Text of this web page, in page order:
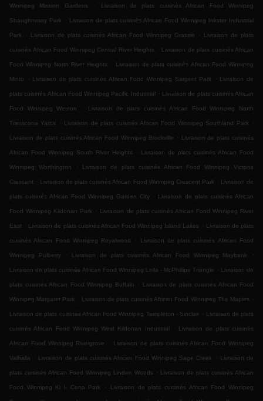
Winnipeg Mission Gardens . Livraison de plats cuisinés African Food Winnipeg
Shaughnessy Park . Livraison de plats cuisinés African Food Winnipeg Inkster Industrial
Park . Livraison de plats cuisinés African Food Winnipeg Grassie . Livraison de plats
cuisinés African Food Winnipeg Central River Heights . Livraison de plats cuisinés African
Food Winnipeg North River Heights . Livraison de plats cuisinés African Food Winnipeg
Minto . Livraison de plats cuisinés African Food Winnipeg Sargent Park . Livraison de
plats cuisinés African Food Winnipeg Pacific Industrial . Livraison de plats cuisinés African
Food Winnipeg Weston . Livraison de plats cuisinés African Food Winnipeg North
Transcona Yards . Livraison de plats cuisinés African Food Winnipeg Southland Park .
Livraison de plats cuisinés African Food Winnipeg Brockville . Livraison de plats cuisinés
African Food Winnipeg South River Heights . Livraison de plats cuisinés African Food
Winnipeg Worthington . Livraison de plats cuisinés African Food Winnipeg Victoria
Crescent . Livraison de plats cuisinés African Food Winnipeg Crescent Park . Livraison de
plats cuisinés African Food Winnipeg Garden City . Livraison de plats cuisinés African
Food Winnipeg Kildonan Park . Livraison de plats cuisinés African Food Winnipeg River
East . Livraison de plats cuisinés African Food Winnipeg Island Lakes . Livraison de plats
cuisinés African Food Winnipeg Royalwood . Livraison de plats cuisinés African Food
Winnipeg Pulberry . Livraison de plats cuisinés African Food Winnipeg Maybank .
Livraison de plats cuisinés African Food Winnipeg Leila - McPhillips Triangle . Livraison de
plats cuisinés African Food Winnipeg Buffalo . Livraison de plats cuisinés African Food
Winnipeg Margaret Park . Livraison de plats cuisinés African Food Winnipeg The Maples .
Livraison de plats cuisinés African Food Winnipeg Templeton - Sinclair . Livraison de plats
cuisinés African Food Winnipeg West Kildonan Industrial . Livraison de plats cuisinés
African Food Winnipeg Rivergrove . Livraison de plats cuisinés African Food Winnipeg
Valhalla . Livraison de plats cuisinés African Food Winnipeg Sage Creek . Livraison de
plats cuisinés African Food Winnipeg Linden Woods . Livraison de plats cuisinés African
Food Winnipeg Ki l- Cona Park . Livraison de plats cuisinés African Food Winnipeg